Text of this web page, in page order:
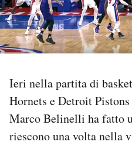
PODCAST
I MIEI PREFERITI
SHOP
Ieri nella partita di
Hornets e Detroit
Marco Belinelli ha fatto
riescono una volta nella